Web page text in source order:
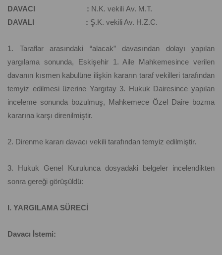
DAVACI : N.K. vekili Av. M.T.
DAVALI : Ş.K. vekili Av. H.Z.C.
1. Taraflar arasındaki “alacak” davasından dolayı yapılan
yargılama sonunda, Eskişehir 1. Aile Mahkemesince verilen
davanın kısmen kabulüne ilişkin kararın taraf vekilleri tarafından
temyiz edilmesi üzerine Yargıtay 3. Hukuk Dairesince yapılan
inceleme sonunda bozulmuş, Mahkemece Özel Daire bozma
kararına karşı direnilmiştir.
2. Direnme kararı davacı vekili tarafından temyiz edilmiştir.
3. Hukuk Genel Kurulunca dosyadaki belgeler incelendikten
sonra gereği görüşüldü:
I. YARGILAMA SÜRECİ
Davacı İstemi: